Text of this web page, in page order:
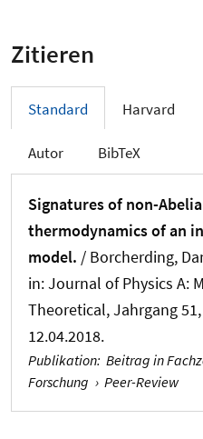
Zitieren
Standard Harvard
Autor BibTeX
Signatures of non-
thermodynamics of an
model. / Borcherding,
in:Journal of Physics A:
Theoretical, Jahrgang
12.04.2018.
Publikation: Beitrag in
Forschung › Peer-Review